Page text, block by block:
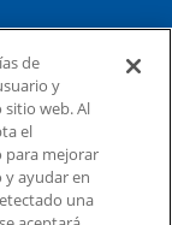
de
y
web. Al
el
para mejorar
y ayudar en
una